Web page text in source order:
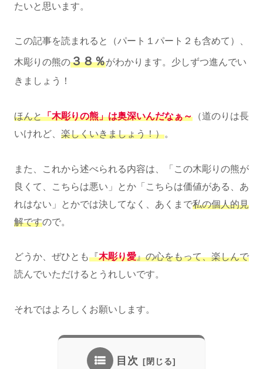
たいと思います。
この記事を読まれると（パート１パート２も含めて）、
木彫りの熊の３８％がわかります。少しずつ進んでい
きましょう！
ほんと「木彫りの熊」は奥深いんだなぁ～ （道のりは長
いけれど、 楽しくいきましょう！）。
また、これから述べられる内容は、「この木彫りの熊が
良くて、こちらは悪い」とか「こちらは価値がある、あ
れはない」とかでは決してなく、あくまで私の個人的見
解ですので。
どうか、ぜひとも『木彫り愛』の心をもって、楽しんで
読んでいただけるとうれしいです。
それではよろしくお願いします。
目次